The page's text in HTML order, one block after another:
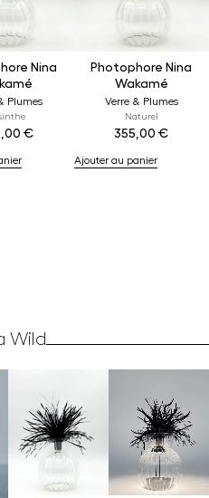
Nina
Plumes
€
Photophore Nina
Wakamé
Verre & Plumes
Naturel
355,00€
Ajouter au panier
Wild